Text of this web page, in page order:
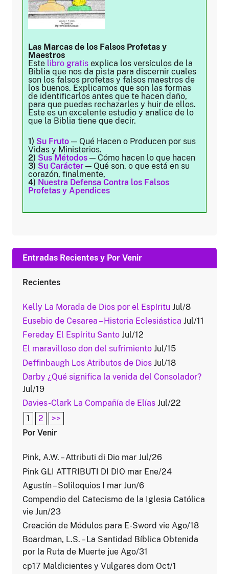
Las Marcas de los Falsos Profetas y
Maestros
Este libro gratis explica los versículos de la
Biblia que nos da pista para discernir cuales
son los falsos profetas y falsos maestros de
los buenos. Explicamos que son las formas
de identificarlos antes que te hacen daño,
para que puedas rechazarles y huir de ellos.
Este es un excelente estudio y analice de lo
que la Biblia tiene que decir.
1) Su Fruto — Qué Hacen o Producen por sus
Vidas y Ministerios.
2) Sus Métodos — Cómo hacen lo que hacen
3) Su Carácter — Qué son. o que está en su
corazón, finalmente,
4) Nuestra Defensa Contra los Falsos
Profetas y Apendices
Entradas Recientes y Por Venir
Recientes
Kelly La Morada de Dios por el Espíritu Jul/8
Eusebio de Cesarea – Historia Eclesiástica Jul/11
Fereday El Espíritu Santo Jul/12
El maravilloso don del sufrimiento Jul/15
Deffinbaugh Los Atributos de Dios Jul/18
Darby ¿Qué significa la venida del Consolador?
Jul/19
Davies-Clark La Compañía de Elías Jul/22
1
2
>>
Por Venir
Pink, A.W. – Attributi di Dio mar Jul/26
Pink GLI ATTRIBUTI DI DIO mar Ene/24
Agustín – Soliloquios I mar Jun/6
Compendio del Catecismo de la Iglesia Católica
vie Jun/23
Creación de Módulos para E-Sword vie Ago/18
Boardman, L.S. – La Santidad Bíblica Obtenida
por la Ruta de Muerte jue Ago/31
cp17 Maldicientes y Vulgares dom Oct/1